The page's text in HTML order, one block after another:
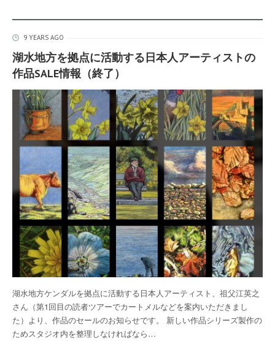
9 YEARS AGO
湖水地方を拠点に活動する日本人アーティストの
作品SALE情報（終了）
湖水地方ケンダルを拠点に活動する日本人アーティスト、祖父江英之
さん（第1回目の読者ツアーでカートメルなどを案内いただきまし
た）より、作品のセールのお知らせです。 新しい作品シリーズ製作の
ためスタジオ内を整理しなければなら…